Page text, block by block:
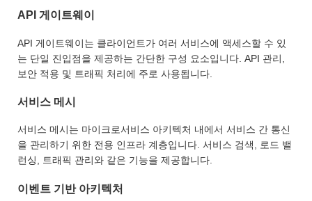
API 게이트웨이
API 게이트웨이는 클라이언트가 여러 서비스에 액세스할 수 있
는 단일 진입점을 제공하는 간단한 구성 요소입니다. API 관리,
보안 적용 및 트래픽 처리에 주로 사용됩니다.
서비스 메시
서비스 메시는 마이크로서비스 아키텍처 내에서 서비스 간 통신
을 관리하기 위한 전용 인프라 계층입니다. 서비스 검색, 로드 밸
런싱, 트래픽 관리와 같은 기능을 제공합니다.
이벤트 기반 아키텍처